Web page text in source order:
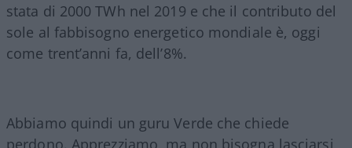
stata di 2000 TWh nel 2019 e che il contributo del
sole al fabbisogno energetico mondiale è, oggi
come trent’anni fa, dell’8%.
Abbiamo quindi un guru Verde che chiede
perdono. Apprezziamo, ma non bisogna lasciarsi